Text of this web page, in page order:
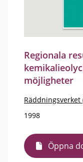
Regionala
möjligheter
Räddningsverket
1998
Öppna